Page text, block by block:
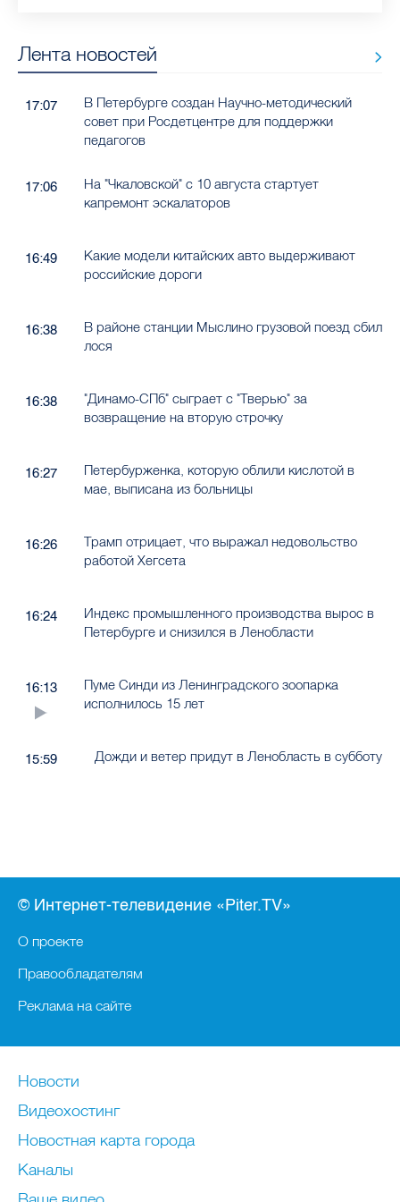
Лента новостей
17:07
В Петербурге создан Научно-методический
совет при Росдетцентре для поддержки
педагогов
17:06
На "Чкаловской" с 10 августа стартует
капремонт эскалаторов
16:49
Какие модели китайских авто выдерживают
российские дороги
16:38
В районе станции Мыслино грузовой поезд сбил
лося
16:38
"Динамо-СПб" сыграет с "Тверью" за
возвращение на вторую строчку
16:27
Петербурженка, которую облили кислотой в
мае, выписана из больницы
16:26
Трамп отрицает, что выражал недовольство
работой Хегсета
16:24
Индекс промышленного производства вырос в
Петербурге и снизился в Ленобласти
16:13
Пуме Синди из Ленинградского зоопарка
исполнилось 15 лет
15:59 Дожди и ветер придут в Ленобласть в субботу
© Интернет-телевидение «Piter.TV»
О проекте
Правообладателям
Реклама на сайте
Новости
Видеохостинг
Новостная карта города
Каналы